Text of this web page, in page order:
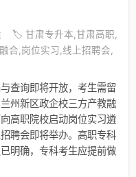
🏷️ 甘肃专升本,甘肃高职,
合,岗位实习,线上招聘会,
查询即将开放，考生需留
州新区政企校三方产教融
高职院校启动岗位实习遴
聘会即将举办。高职专科
明确，专科考生应提前做